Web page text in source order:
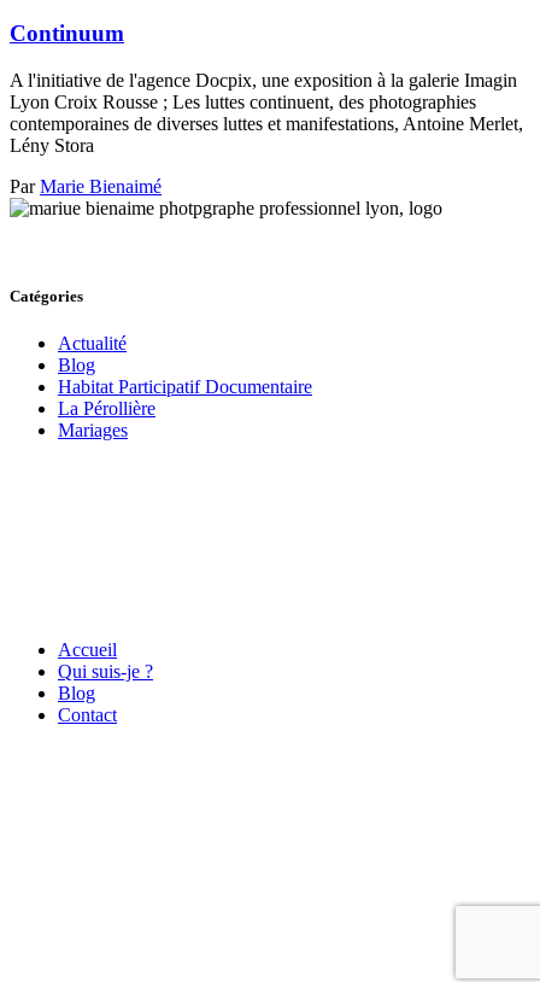
Continuum
A l'initiative de l'agence Docpix, une exposition à la galerie Imagin
Lyon Croix Rousse ; Les luttes continuent, des photographies
contemporaines de diverses luttes et manifestations, Antoine Merlet,
Lény Stora
ParMarie Bienaimé
Catégories
Actualité
Blog
Habitat Participatif Documentaire
La Pérollière
Mariages
Accueil
Qui suis-je ?
Blog
Contact